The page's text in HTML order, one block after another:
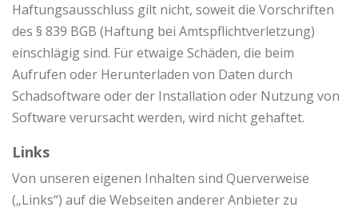
Haftungsausschluss gilt nicht, soweit die Vorschriften
des § 839 BGB (Haftung bei Amtspflichtverletzung)
einschlägig sind. Für etwaige Schäden, die beim
Aufrufen oder Herunterladen von Daten durch
Schadsoftware oder der Installation oder Nutzung von
Software verursacht werden, wird nicht gehaftet.
Links
Von unseren eigenen Inhalten sind Querverweise
(„Links“) auf die Webseiten anderer Anbieter zu